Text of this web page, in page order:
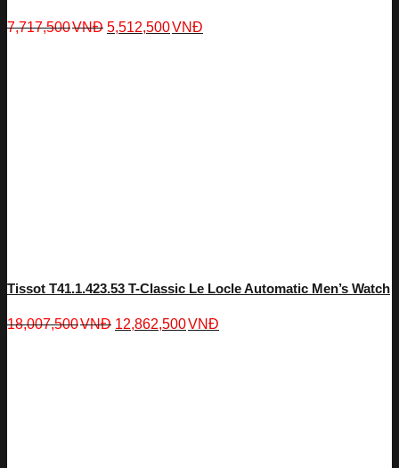
7,717,500VNĐ 5,512,500VNĐ
Tissot T41.1.423.53 T-Classic Le Locle Automatic Men’s Watch
18,007,500VNĐ 12,862,500VNĐ